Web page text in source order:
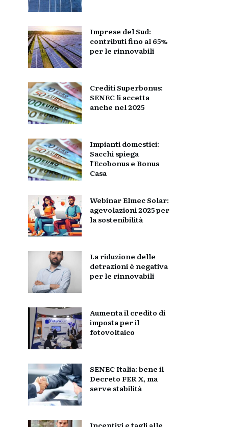
Imprese del Sud:
contributi fino al 65%
per le rinnovabili
Crediti Superbonus:
SENEC li accetta
anche nel 2025
Impianti domestici:
Sacchi spiega
l’Ecobonus e Bonus
Casa
Webinar Elmec Solar:
agevolazioni 2025 per
la sostenibilità
La riduzione delle
detrazioni è negativa
per le rinnovabili
Aumenta il credito di
imposta per il
fotovoltaico
SENEC Italia: bene il
Decreto FER X, ma
serve stabilità
Incentivi e tagli alle